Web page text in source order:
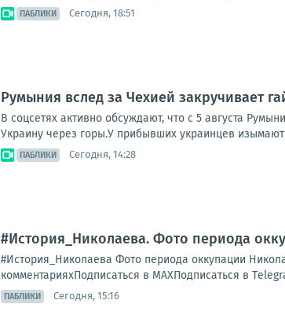
ПАБЛИКИ Сегодня, 18:51
Румыния вслед за Чехией закручивает
В соцсетях активно обсуждают, что с 5 августа
Украину через горы.У прибывших украинцев
ПАБЛИКИ Сегодня, 14:28
#История_Николаева. Фото периода
#История_Николаева Фото периода оккупации
комментарияхПодписаться в МАХПодписаться в
ПАБЛИКИ Сегодня, 15:16